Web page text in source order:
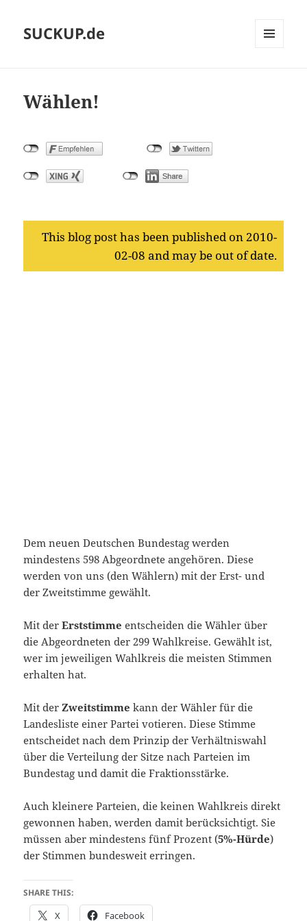
SUCKUP.de
Wählen!
This blog post has been published on 2010-
02-08 and may be out of date.
Dem neuen Deutschen Bundestag werden
mindestens 598 Abgeordnete angehören. Diese
werden von uns (den Wählern) mit der Erst- und
der Zweitstimme gewählt.
Mit derErststimme entscheiden die Wähler über
die Abgeordneten der 299 Wahlkreise. Gewählt ist,
wer im jeweiligen Wahlkreis die meisten Stimmen
erhalten hat.
Mit derZweitstimme kann der Wähler für die
Landesliste einer Partei votieren. Diese Stimme
entscheidet nach dem Prinzip der Verhältniswahl
über die Verteilung der Sitze nach Parteien im
Bundestag und damit die Fraktionsstärke.
Auch kleinere Parteien, die keinen Wahlkreis direkt
gewonnen haben, werden damit berücksichtigt. Sie
müssen aber mindestens fünf Prozent (5%-Hürde)
der Stimmen bundesweit erringen.
SHARE THIS:
X Facebook